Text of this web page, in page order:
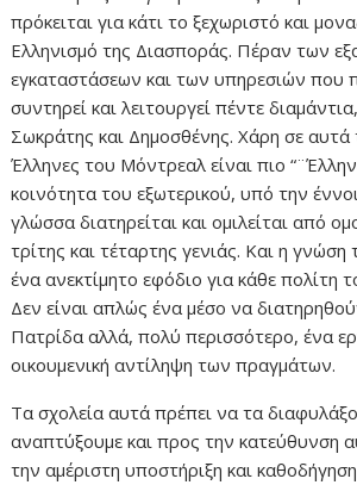
πρόκειται για κάτι το ξεχωριστό και
Ελληνισμό της Διασποράς. Πέραν των
εγκαταστάσεων και των υπηρεσιών που
συντηρεί και λειτουργεί πέντε
Σωκράτης και Δημοσθένης. Χάρη σε αυτά
Έλληνες του Μόντρεαλ είναι πιο
κοινότητα του εξωτερικού, υπό την
γλώσσα διατηρείται και ομιλείται από
τρίτης και τέταρτης γενιάς. Και η γνώση
ένα ανεκτίμητο εφόδιο για κάθε πολίτη
Δεν είναι απλώς ένα μέσο να
Πατρίδα αλλά, πολύ περισσότερο, ένα
οικουμενική αντίληψη των πραγμάτων.
Τα σχολεία αυτά πρέπει να τα
αναπτύξουμε και προς την κατεύθυνση
την αμέριστη υποστήριξη και